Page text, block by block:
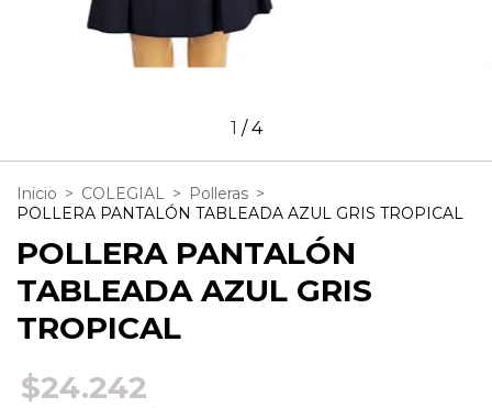
1 /4
Inicio > COLEGIAL > Polleras >
POLLERA PANTALÓN TABLEADA AZUL GRIS TROPICAL
POLLERA PANTALÓN
TABLEADA AZUL GRIS
TROPICAL
$24.242